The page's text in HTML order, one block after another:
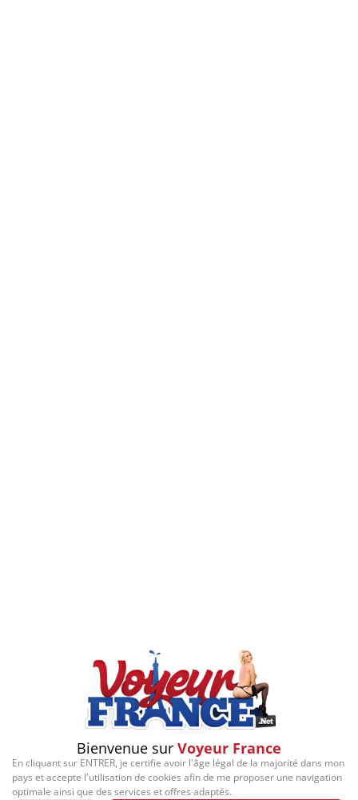
Bienvenue sur Voyeur France
En cliquant sur ENTRER, je certifie avoir l'âge légal de la majorité dans mon
pays et accepte l'utilisation de cookies afin de me proposer une navigation
optimale ainsi que des services et offres adaptés.